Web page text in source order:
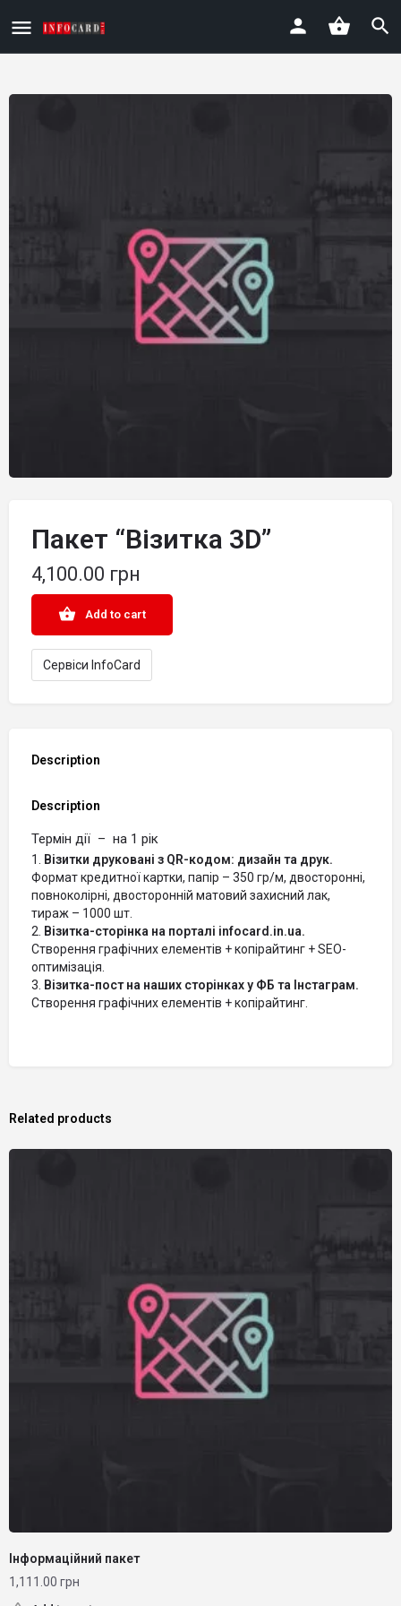
Пакет “Візитка 3D”
4,100.00 грн
Add to cart
Сервіси ІnfoСard
Description
Description
Термін дії – на 1 рік
Візитки друковані з QR-кодом: дизайн та друк.
Формат кредитної картки, папір – 350 гр/м, двосторонні,
повноколірні, двосторонній матовий захисний лак,
тираж – 1000 шт.
Візитка-сторінка на порталі infocard.in.ua.
Створення графічних елементів + копірайтинг + SEO-
оптимізація.
Візитка-пост на наших сторінках у ФБ та Інстаграм.
Створення графічних елементів + копірайтинг.
Related products
Інформаційний пакет
1,111.00 грн